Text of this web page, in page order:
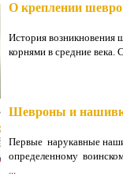
О креплении
История возникновения
корнями в средние века.
Шевроны и
Первые нарукавные
определенному
...